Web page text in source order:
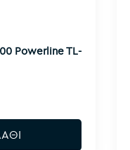
Powerline TL-